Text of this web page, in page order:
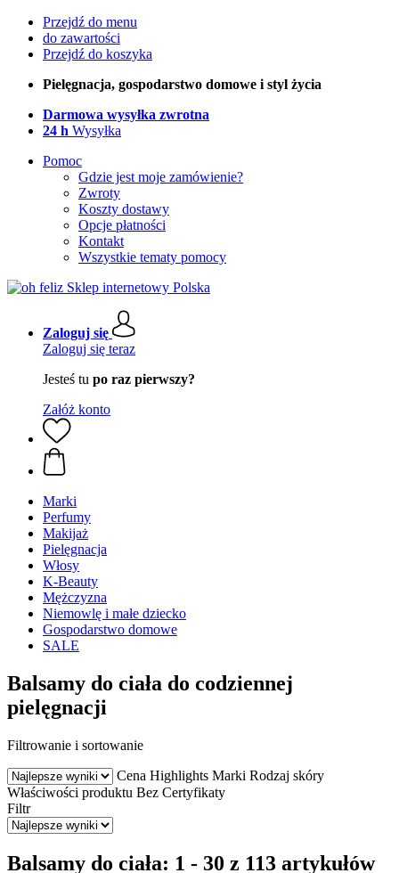
Przejdź do menu
do zawartości
Przejdź do koszyka
Pielęgnacja, gospodarstwo domowe i styl życia
Darmowa wysyłka zwrotna
24 h Wysyłka
Pomoc
Gdzie jest moje zamówienie?
Zwroty
Koszty dostawy
Opcje płatności
Kontakt
Wszystkie tematy pomocy
Zaloguj się
Zaloguj się teraz
Jesteś tu po raz pierwszy?
Załóż konto
Marki
Perfumy
Makijaż
Pielęgnacja
Włosy
K-Beauty
Mężczyzna
Niemowlę i małe dziecko
Gospodarstwo domowe
SALE
Balsamy do ciała do codziennej
pielęgnacji
Filtrowanie i sortowanie
Cena Highlights Marki Rodzaj skóry
Właściwości produktu Bez Certyfikaty
Filtr
Balsamy do ciała: 1 - 30 z 113 artykułów